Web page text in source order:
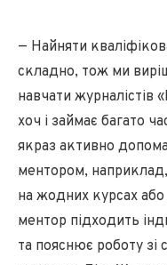
— Найняти
складно, тож ми
навчати журналістів
хоч і займає багато
якраз активно
ментором,
на жодних курсах
ментор підходить
та пояснює роботу